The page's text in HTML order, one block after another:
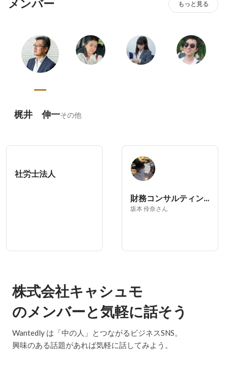
メンバー もっと見る
梶井 伸一その他
社労士法人
財務コンサルティング部
坂本 伶奈さん
株式会社キャシュモ
のメンバーと気軽に話そう
Wantedly は「中の人」とつながるビジネスSNS。
興味のある話題があれば気軽に話してみよう。